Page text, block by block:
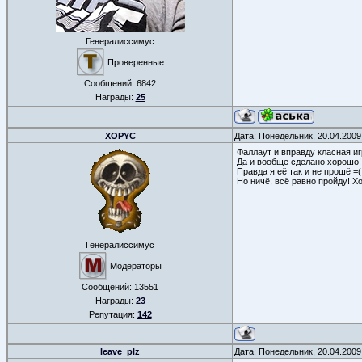
Генералиссимус
Проверенные
Сообщений: 6842
Награды: 25
XOPYC Дата: Понедельник,
Генералиссимус
Модераторы
Сообщений: 13551
Награды: 23
Репутация: 142
Фаллаут и вправду класная
Да и вообще сделано хорошо!
Правда я её так и не прошё
Но ничё, всё равно пройду!
leave_plz Дата: Понедельник,